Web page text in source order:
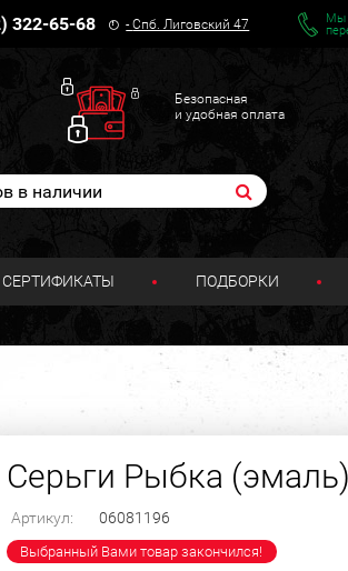
322-65-68 -Спб. Лиговский 47
Мы
Безопасная
и удобная оплата
СЕРТИФИКАТЫ ПОДБОРКИ
Серьги Рыбка (эмаль)
Артикул: 06081196
Выбранный Вами товар закончился!